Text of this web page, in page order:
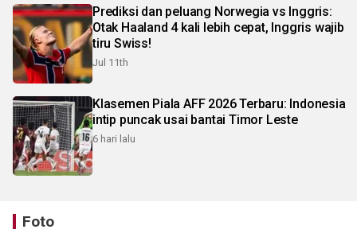
Prediksi dan peluang Norwegia vs Inggris:
Otak Haaland 4 kali lebih cepat, Inggris wajib
tiru Swiss!
Jul 11th
Klasemen Piala AFF 2026 Terbaru: Indonesia
intip puncak usai bantai Timor Leste
6 hari lalu
Foto